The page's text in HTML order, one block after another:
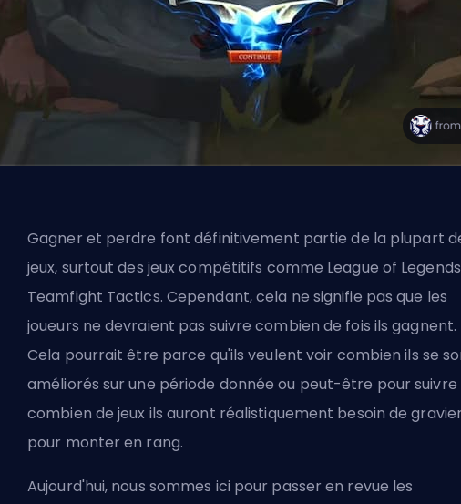
Gagner et perdre font définitivement partie de la plupart
jeux, surtout des jeux compétitifs comme League of
Teamfight Tactics. Cependant, cela ne signifie pas que les
joueurs ne devraient pas suivre combien de fois ils gagnent.
Cela pourrait être parce qu'ils veulent voir combien ils se
améliorés sur une période donnée ou peut-être pour suivre
combien de jeux ils auront réalistiquement besoin degravier
pour monter en rang.
Aujourd'hui, nous sommes ici pour passer en revue les